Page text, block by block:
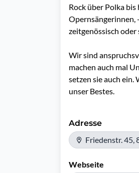
Rock über Polka
Opernsängerinnen,
zeitgenössisch oder
Wir sind
machen auch mal
setzen sie auch ein.
unser Bestes.
Adresse
Friedenstr. 45,
Webseite